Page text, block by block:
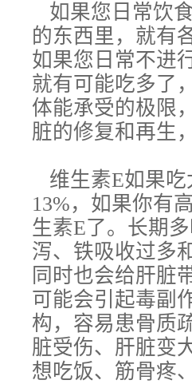
如果您日常饮
的东西里，就有
如果您日常不进
就有可能吃多了
体能承受的极限
脏的修复和再生
维生素E如果吃
13%，如果你有
生素E了。长期
泻、铁吸收过多
同时也会给肝脏
可能会引起毒副
构，容易患骨质
脏受伤、肝脏变
想吃饭、筋骨疼